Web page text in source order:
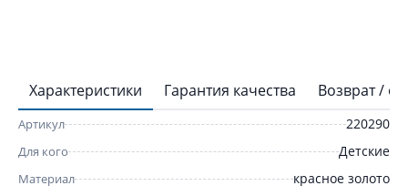
Характеристики Гарантия качества Возврат /
Артикул 220290
Для кого Детские
Материал красное золото